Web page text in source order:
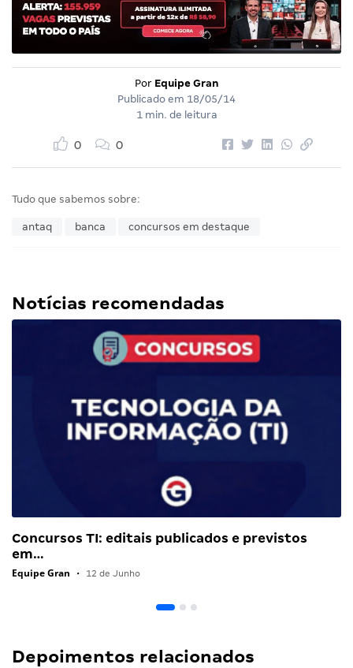
Por Equipe Gran
Publicado em 18/05/14
1 min. de leitura
0 0
Tudo que sabemos sobre:
antaq banca concursos em destaque
Notícias recomendadas
Concursos TI: editais publicados e previstos
em…
Equipe Gran • 12 de Junho
Depoimentos relacionados